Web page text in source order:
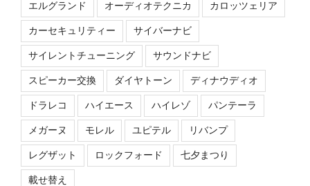
エルグランド オーディオテクニカ カロッツェリア
カーセキュリティー サイバーナビ
サイレントチューニング サウンドナビ
スピーカー交換 ダイヤトーン ディナウディオ
ドラレコ ハイエース ハイレゾ パンテーラ
メガーヌ モレル ユピテル リバンプ
レグザット ロックフォード 七夕まつり
載せ替え